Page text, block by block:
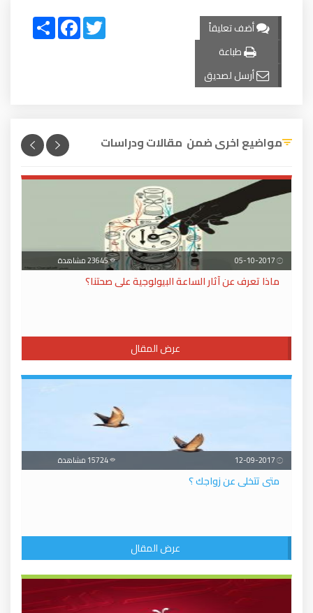
أضف تعليقاً
طباعة
أرسل لصديق
Share
FacebookTwitter
مواضيع اخرى ضمن مقالات ودراسات
23645 مشاهدة
ماذا تعرف عن آثار الساعة البيولوجية على صحتنا؟
عرض المقال
متى تتخلى عن زواجك ؟
عرض المقال